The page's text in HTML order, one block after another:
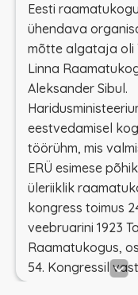
Eesti
ühendava
mõtte algataja oli
Linna
Aleksander Sibul.
eestvedamisel
töörühm, mis
ERÜ esimese
üleriiklik
kongress toimus
veebruarini 1923
Raamatukogus,
54. Kongressil